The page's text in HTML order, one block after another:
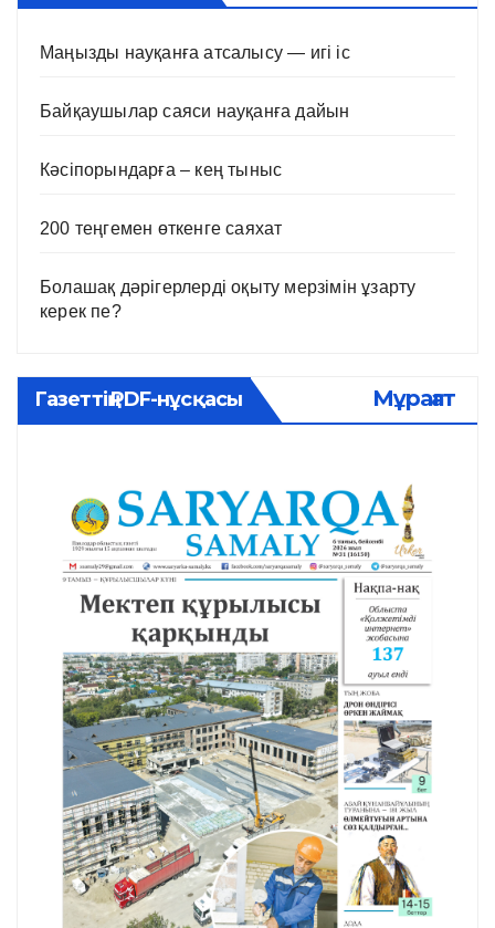
Маңызды науқанға атсалысу — игі іс
Байқаушылар саяси науқанға дайын
Кәсіпорындарға – кең тыныс
200 теңгемен өткенге саяхат
Болашақ дәрігерлерді оқыту мерзімін ұзарту
керек пе?
Газеттің PDF-нұсқасы Мұрағат